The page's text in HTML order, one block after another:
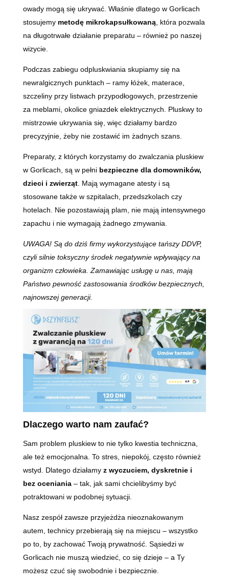
owady mogą się ukrywać. Właśnie dlatego w Gorlicach
stosujemy metodę mikrokapsułkowaną, która pozwala
na długotrwałe działanie preparatu – również po naszej
wizycie.
Podczas zabiegu odpluskwiania skupiamy się na
newralgicznych punktach – ramy łóżek, materace,
szczeliny przy listwach przypodłogowych, przestrzenie
za meblami, okolice gniazdek elektrycznych. Pluskwy to
mistrzowie ukrywania się, więc działamy bardzo
precyzyjnie, żeby nie zostawić im żadnych szans.
Preparaty, z których korzystamy do zwalczania pluskiew
w Gorlicach, są w pełni bezpieczne dla domowników,
dzieci i zwierząt. Mają wymagane atesty i są
stosowane także w szpitalach, przedszkolach czy
hotelach. Nie pozostawiają plam, nie mają intensywnego
zapachu i nie wymagają żadnego zmywania.
UWAGA! Są do dziś firmy wykorzystujące tańszy DDVP,
czyli silnie toksyczny środek negatywnie wpływający na
organizm człowieka. Zamawiając usługę u nas, mają
Państwo pewność zastosowania środków bezpiecznych,
najnowszej generacji.
Dlaczego warto nam zaufać?
Sam problem pluskiew to nie tylko kwestia techniczna,
ale też emocjonalna. To stres, niepokój, często również
wstyd. Dlatego działamy z wyczuciem, dyskretnie i
bez oceniania– tak, jak sami chcielibyśmy być
potraktowani w podobnej sytuacji.
Nasz zespół zawsze przyjeżdża nieoznakowanym
autem, technicy przebierają się na miejscu – wszystko
po to, by zachować Twoją prywatność. Sąsiedzi w
Gorlicach nie muszą wiedzieć, co się dzieje – a Ty
możesz czuć się swobodnie i bezpiecznie.